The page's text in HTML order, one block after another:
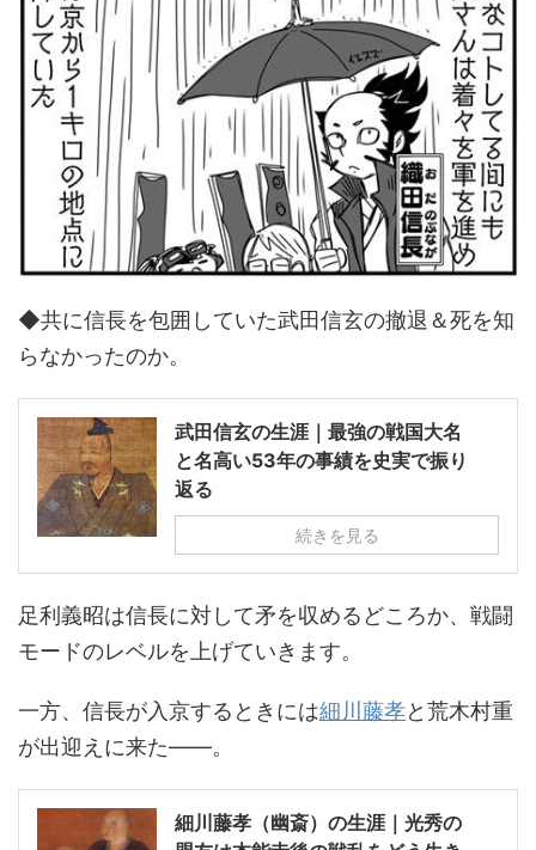
◆共に信長を包囲していた武田信玄の撤退＆死を知
らなかったのか。
武田信玄の生涯｜最強の戦国大名
と名高い53年の事績を史実で振り
返る
続きを見る
足利義昭は信長に対して矛を収めるどころか、戦闘
モードのレベルを上げていきます。
一方、信長が入京するときには細川藤孝と荒木村重
が出迎えに来た――。
細川藤孝（幽斎）の生涯｜光秀の